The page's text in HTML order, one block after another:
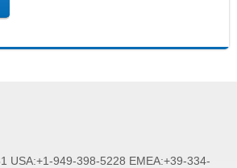
USA:+1-949-398-5228 EMEA:+39-334-